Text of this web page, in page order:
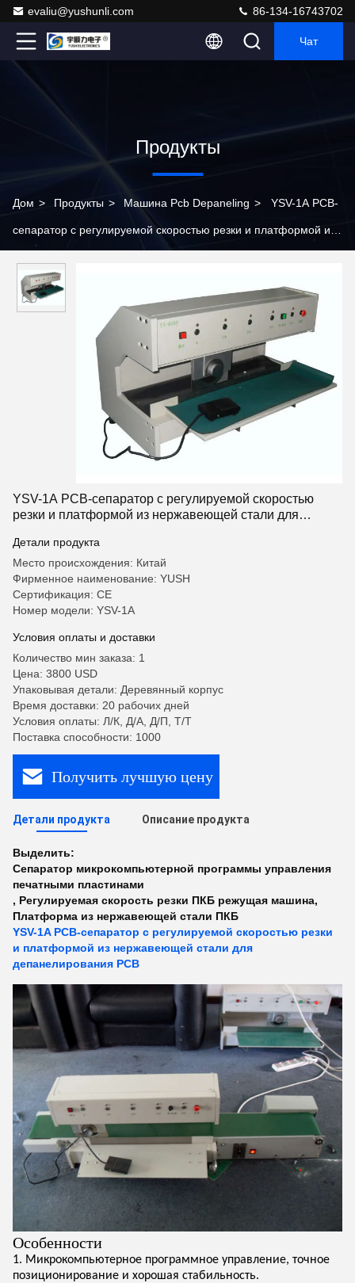
evaliu@yushunli.com 86-134-16743702
Чат
Продукты
Дом > Продукты > Машина Pcb Depaneling > YSV-1A PCB-
сепаратор с регулируемой скоростью резки и платформой из
YSV-1A PCB-сепаратор с регулируемой скоростью
резки и платформой из нержавеющей стали для
Детали продукта
Место происхождения: Китай
Фирменное наименование: YUSH
Сертификация: CE
Номер модели: YSV-1A
Условия оплаты и доставки
Количество мин заказа: 1
Цена: 3800 USD
Упаковывая детали: Деревянный корпус
Время доставки: 20 рабочих дней
Условия оплаты: Л/К, Д/А, Д/П, Т/Т
Поставка способности: 1000
Получить лучшую цену
Детали продукта Описание продукта
Выделить:
Сепаратор микрокомпьютерной программы управления
печатными пластинами
, Регулируемая скорость резки ПКБ режущая машина,
Платформа из нержавеющей стали ПКБ
YSV-1A PCB-сепаратор с регулируемой скоростью резки
и платформой из нержавеющей стали для
депанелирования PCB
Особенности
1. Микрокомпьютерное программное управление, точное
позиционирование и хорошая стабильность.